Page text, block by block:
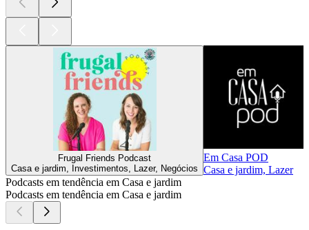
Frugal Friends Podcast
Casa e jardim, Investimentos, Lazer, Negócios
Em Casa POD
Casa e jardim, Lazer
Podcasts em tendência em Casa e jardim
Podcasts em tendência em Casa e jardim